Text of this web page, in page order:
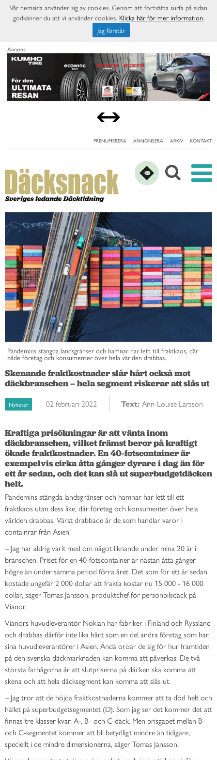
Annons:
PRENUMERERA ANNONSERA ARKIV KONTAKT
Pandemins stängda landsgränser och hamnar har lett till fraktkaos, där
både företag och konsumenter över hela världen drabbas.
Skenande fraktkostnader slår hårt också mot
däckbranschen – hela segment riskerar att slås ut
Nyheter 02 februari 2022 Text: Ann-Louise Larsson
Kraftiga prisökningar är att vänta inom
däckbranschen, vilket främst beror på kraftigt
ökade fraktkostnader. En 40-fotscontainer är
exempelvis cirka åtta gånger dyrare i dag än för
ett år sedan, och det kan slå ut superbudgetdäcken
helt.
Pandemins stängda landsgränser och hamnar har lett till ett
fraktkaos utan dess like, där företag och konsumenter över hela
världen drabbas. Värst drabbade är de som handlar varor i
containrar från Asien.
– Jag har aldrig varit med om något liknande under mina 20 år i
branschen. Priset för en 40-fotscontainer är nästan åtta gånger
högre än under samma period förra året. Det som för ett år sedan
kostade ungefär 2 000 dollar att frakta kostar nu 15 000 - 16 000
dollar, säger Tomas Jansson, produktchef för personbilsdäck på
Vianor.
Vianors huvudleverantör Nokian har fabriker i Finland och Ryssland
och drabbas därför inte lika hårt som en del andra företag som har
sina huvudleverantörer i Asien. Ändå oroar de sig för hur framtiden
på den svenska däckmarknaden kan komma att påverkas. De två
största farhågorna är att slutpriserna på däcken ska komma att
skena och att hela däcksegment kan komma att slås ut.
– Jag tror att de höjda fraktkostnaderna kommer att ta död helt och
hållet på superbudgetsegmentet (D). Som jag ser det kommer det att
finnas tre klasser kvar. A-, B- och C-däck. Men prisgapet mellan B-
och C-segmentet kommer att bli betydligt mindre än tidigare,
speciellt i de mindre dimensionerna, säger Tomas Jansson.
Vår hemsida använder sig av cookies. Genom att fortsätta surfa på sidan
godkänner du att vi använder cookies. Klicka här för mer information.
Jag förstår